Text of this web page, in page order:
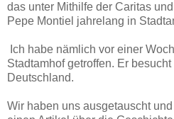
das unter Mithilfe der Caritas
Pepe Montiel jahrelang in
Ich habe nämlich vor einer
Stadtamhof getroffen. Er
Deutschland.
Wir haben uns ausgetauscht